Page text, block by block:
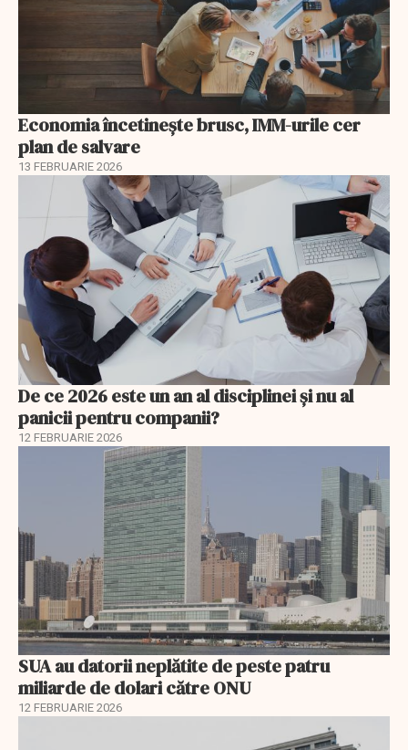
Economia încetinește brusc, IMM-urile cer
plan de salvare
13 FEBRUARIE 2026
De ce 2026 este un an al disciplinei și nu al
panicii pentru companii?
12 FEBRUARIE 2026
SUA au datorii neplătite de peste patru
miliarde de dolari către ONU
12 FEBRUARIE 2026